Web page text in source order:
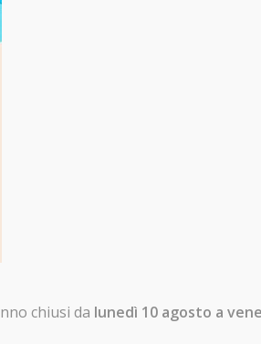
chiusi da lunedì 10 agosto a